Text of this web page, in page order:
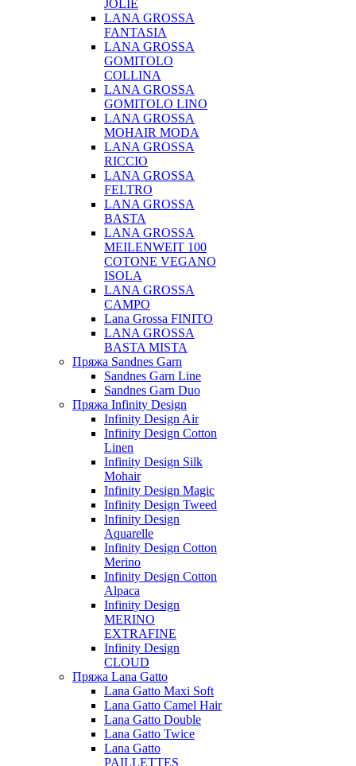
JOLIE
LANA GROSSA
FANTASIA
LANA GROSSA
GOMITOLO
COLLINA
LANA GROSSA
GOMITOLO LINO
LANA GROSSA
MOHAIR MODA
LANA GROSSA
RICCIO
LANA GROSSA
FELTRO
LANA GROSSA
BASTA
LANA GROSSA
MEILENWEIT 100
COTONE VEGANO
ISOLA
LANA GROSSA
CAMPO
Lana Grossa FINITO
LANA GROSSA
BASTA MISTA
Пряжа Sandnes Garn
Sandnes Garn Line
Sandnes Garn Duo
Пряжа Infinity Design
Infinity Design Air
Infinity Design Cotton
Linen
Infinity Design Silk
Mohair
Infinity Design Magic
Infinity Design Tweed
Infinity Design
Aquarelle
Infinity Design Cotton
Merino
Infinity Design Cotton
Alpaca
Infinity Design
MERINO
EXTRAFINE
Infinity Design
CLOUD
Пряжа Lana Gatto
Lana Gatto Maxi Soft
Lana Gatto Camel Hair
Lana Gatto Double
Lana Gatto Twice
Lana Gatto
PAILLETTES